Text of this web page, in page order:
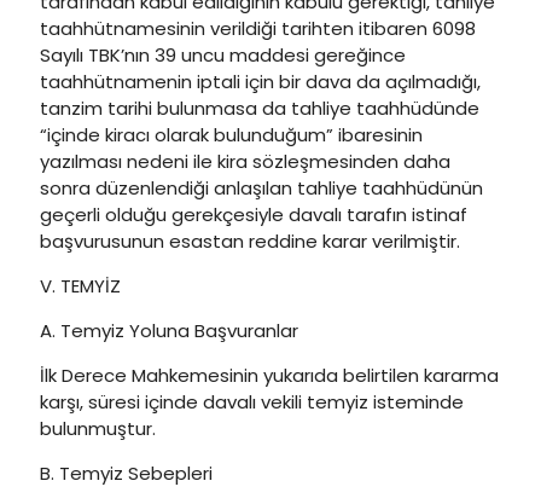
taahhütnamesinin verildiği tarihten itibaren 6098
Sayılı TBK’nın 39 uncu maddesi gereğince
taahhütnamenin iptali için bir dava da açılmadığı,
tanzim tarihi bulunmasa da tahliye taahhüdünde
“içinde kiracı olarak bulunduğum” ibaresinin
yazılması nedeni ile kira sözleşmesinden daha
sonra düzenlendiği anlaşılan tahliye taahhüdünün
geçerli olduğu gerekçesiyle davalı tarafın istinaf
başvurusunun esastan reddine karar verilmiştir.
V. TEMYİZ
A. Temyiz Yoluna Başvuranlar
İlk Derece Mahkemesinin yukarıda belirtilen kararma
karşı, süresi içinde davalı vekili temyiz isteminde
bulunmuştur.
B. Temyiz Sebepleri